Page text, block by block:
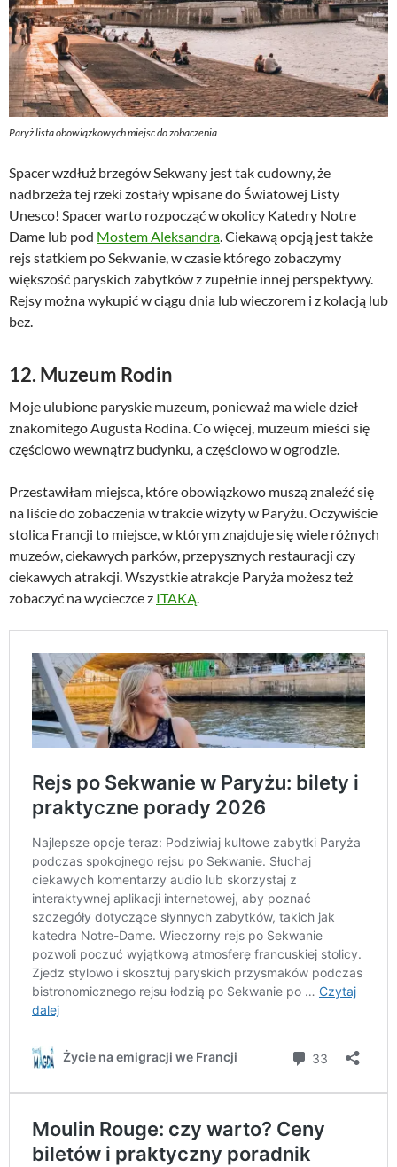
Paryż lista obowiązkowych miejsc do zobaczenia
Spacer wzdłuż brzegów Sekwany jest tak cudowny, że
nadbrzeża tej rzeki zostały wpisane do Światowej Listy
Unesco! Spacer warto rozpocząć w okolicy Katedry Notre
Dame lub pod Mostem Aleksandra . Ciekawą opcją jest także
rejs statkiem po Sekwanie, w czasie którego zobaczymy
większość paryskich zabytków z zupełnie innej perspektywy.
Rejsy można wykupić w ciągu dnia lub wieczorem i z kolacją lub
bez.
12. Muzeum Rodin
Moje ulubione paryskie muzeum, ponieważ ma wiele dzieł
znakomitego Augusta Rodina. Co więcej, muzeum mieści się
częściowo wewnątrz budynku, a częściowo w ogrodzie.
Przestawiłam miejsca, które obowiązkowo muszą znaleźć się
na liście do zobaczenia w trakcie wizyty w Paryżu. Oczywiście
stolica Francji to miejsce, w którym znajduje się wiele różnych
muzeów, ciekawych parków, przepysznych restauracji czy
ciekawych atrakcji. Wszystkie atrakcje Paryża możesz też
zobaczyć na wycieczce z ITAKĄ